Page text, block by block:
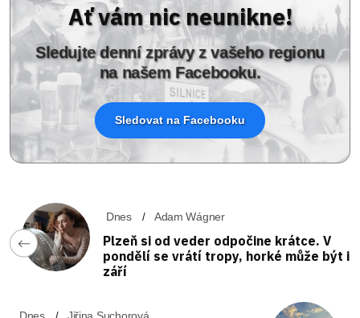
Ať vám nic neunikne!
Sledujte denní zprávy z vašeho regionu
na našem Facebooku.
Sledovat na Facebooku
Dnes Adam Wágner
Plzeň si od veder odpočine krátce. V
pondělí se vrátí tropy, horké může být i
září
Dnes Jiřina Suchorová